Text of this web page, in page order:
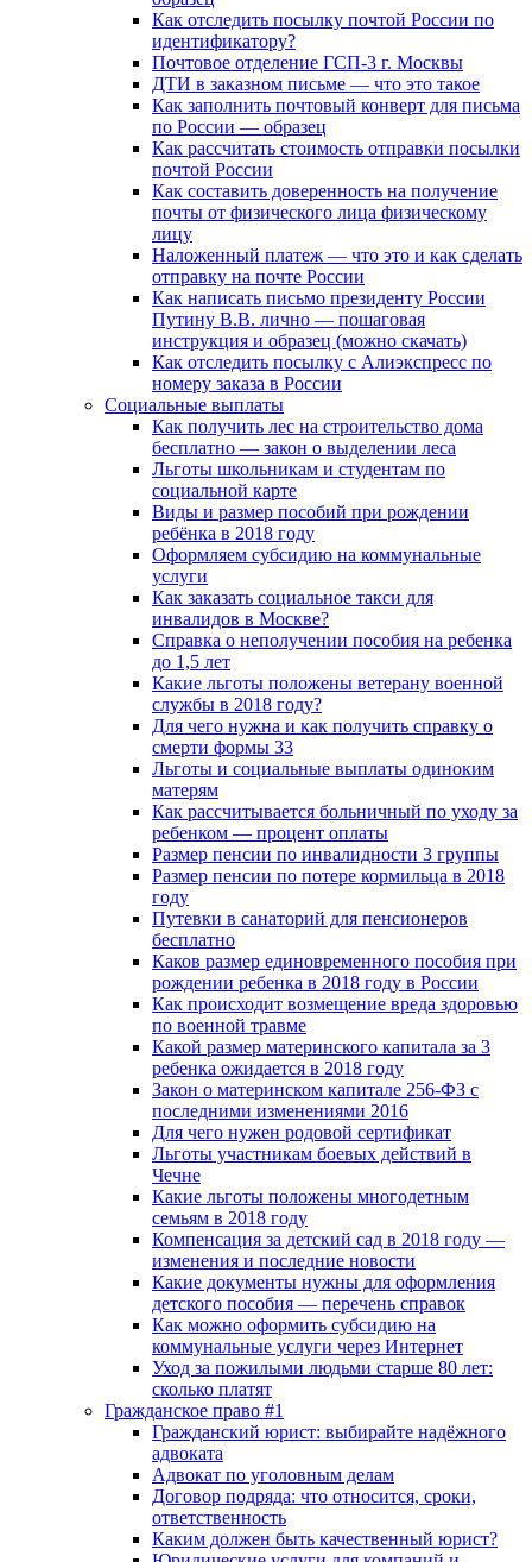
Как отследить посылку почтой России по
идентификатору?
Почтовое отделение ГСП-3 г. Москвы
ДТИ в заказном письме — что это такое
Как заполнить почтовый конверт для письма
по России — образец
Как рассчитать стоимость отправки посылки
почтой России
Как составить доверенность на получение
почты от физического лица физическому
лицу
Наложенный платеж — что это и как сделать
отправку на почте России
Как написать письмо президенту России
Путину В.В. лично — пошаговая
инструкция и образец (можно скачать)
Как отследить посылку с Алиэкспресс по
номеру заказа в России
Социальные выплаты
Как получить лес на строительство дома
бесплатно — закон о выделении леса
Льготы школьникам и студентам по
социальной карте
Виды и размер пособий при рождении
ребёнка в 2018 году
Оформляем субсидию на коммунальные
услуги
Как заказать социальное такси для
инвалидов в Москве?
Справка о неполучении пособия на ребенка
до 1,5 лет
Какие льготы положены ветерану военной
службы в 2018 году?
Для чего нужна и как получить справку о
смерти формы 33
Льготы и социальные выплаты одиноким
матерям
Как рассчитывается больничный по уходу за
ребенком — процент оплаты
Размер пенсии по инвалидности 3 группы
Размер пенсии по потере кормильца в 2018
году
Путевки в санаторий для пенсионеров
бесплатно
Каков размер единовременного пособия при
рождении ребенка в 2018 году в России
Как происходит возмещение вреда здоровью
по военной травме
Какой размер материнского капитала за 3
ребенка ожидается в 2018 году
Закон о материнском капитале 256-ФЗ с
последними изменениями 2016
Для чего нужен родовой сертификат
Льготы участникам боевых действий в
Чечне
Какие льготы положены многодетным
семьям в 2018 году
Компенсация за детский сад в 2018 году —
изменения и последние новости
Какие документы нужны для оформления
детского пособия — перечень справок
Как можно оформить субсидию на
коммунальные услуги через Интернет
Уход за пожилыми людьми старше 80 лет:
сколько платят
Гражданское право #1
Гражданский юрист: выбирайте надёжного
адвоката
Адвокат по уголовным делам
Договор подряда: что относится, сроки,
ответственность
Каким должен быть качественный юрист?